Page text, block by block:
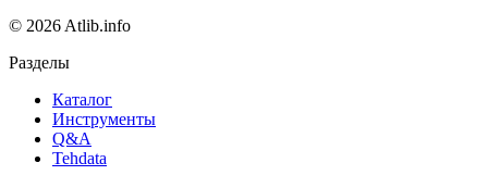
© 2026 Atlib.info
Разделы
Каталог
Инструменты
Q&A
Tehdata